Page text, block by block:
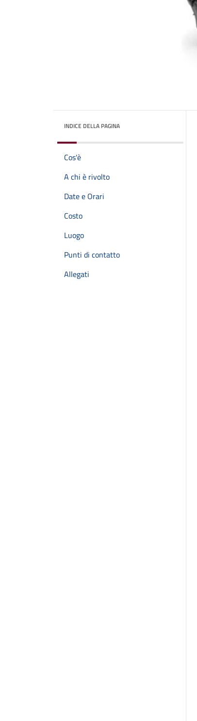
INDICE DELLA PAGINA
Cos'è
A chi è rivolto
Date e Orari
Costo
Luogo
Punti di contatto
Allegati